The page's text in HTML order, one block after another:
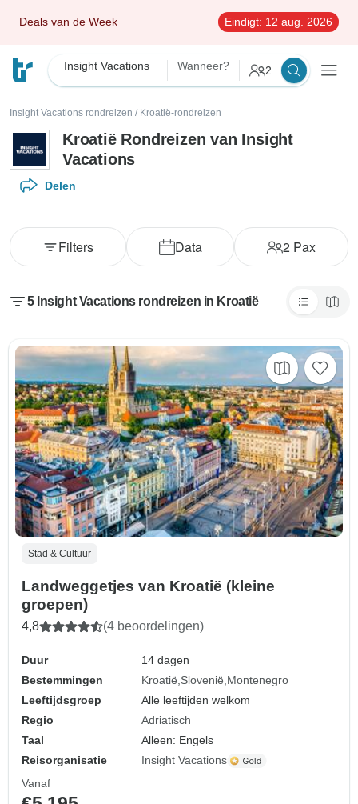
Deals van de Week Eindigt: 12 aug. 2026
Insight Vacations Wanneer? 2
Insight Vacations rondreizen / Kroatië-rondreizen
Kroatië Rondreizen van Insight
Vacations
Delen
Data 2 Pax
Filters
5 Insight Vacations rondreizen in Kroatië
Stad & Cultuur
Landweggetjes van Kroatië (kleine
groepen)
4,8 (4 beoordelingen)
Duur
14 dagen
Bestemmingen
Kroatië Slovenië Montenegro
Leeftijdsgroep
Alle leeftijden welkom
Regio
Adriatisch
Taal
Alleen: Engels
Reisorganisatie
Insight Vacations
Vanaf